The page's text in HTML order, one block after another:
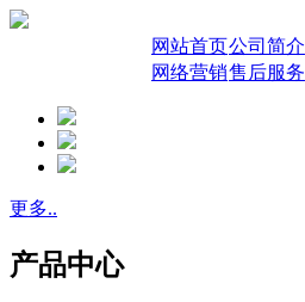
网站首页公司简介
网络营销售后服务
更多..
产品中心